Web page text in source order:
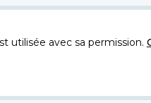
utilisée avec sa permission.